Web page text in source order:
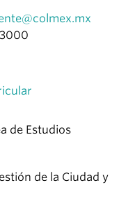
de Estudios
de la Ciudad y